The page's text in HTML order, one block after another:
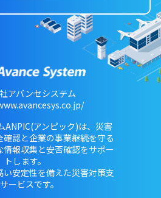
アバンセシステム
ANPIC(アンピック)は、災害
確認と企業の事業継続を守る
報収集と安否確認をサポー
トします。
安定性を備えた災害対策支
ービスです。